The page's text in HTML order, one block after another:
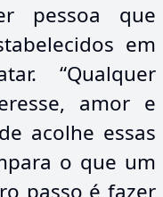
pessoa que
em
“Qualquer
amor e
acolhe essas
o que um